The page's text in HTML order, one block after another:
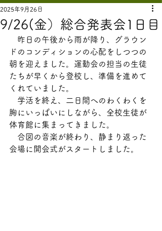
9/26(金）総合発表会1日目
2025年9月26日
昨日の午後から雨が降り、グラウン
ドのコンディションの心配をしつつの
朝を迎えました。運動会の担当の生徒
たちが早くから登校し、準備を進めて
くれていました。
学活を終え、二日間へのわくわくを
胸にいっぱいにしながら、全校生徒が
体育館に集まってきました。
合図の音楽が終わり、静まり返った
会場に開会式がスタートしました。